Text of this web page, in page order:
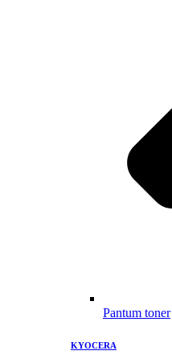
Pantum toner
KYOCERA